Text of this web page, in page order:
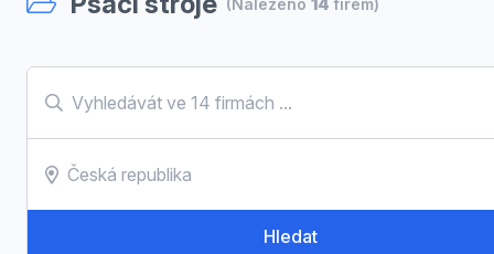
(Nalezeno 14 firem)
Hledat